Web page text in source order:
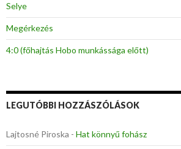
Selye
Megérkezés
4:0 (főhajtás Hobo munkássága előtt)
LEGUTÓBBI HOZZÁSZÓLÁSOK
Lajtosné Piroska - Hat könnyű fohász